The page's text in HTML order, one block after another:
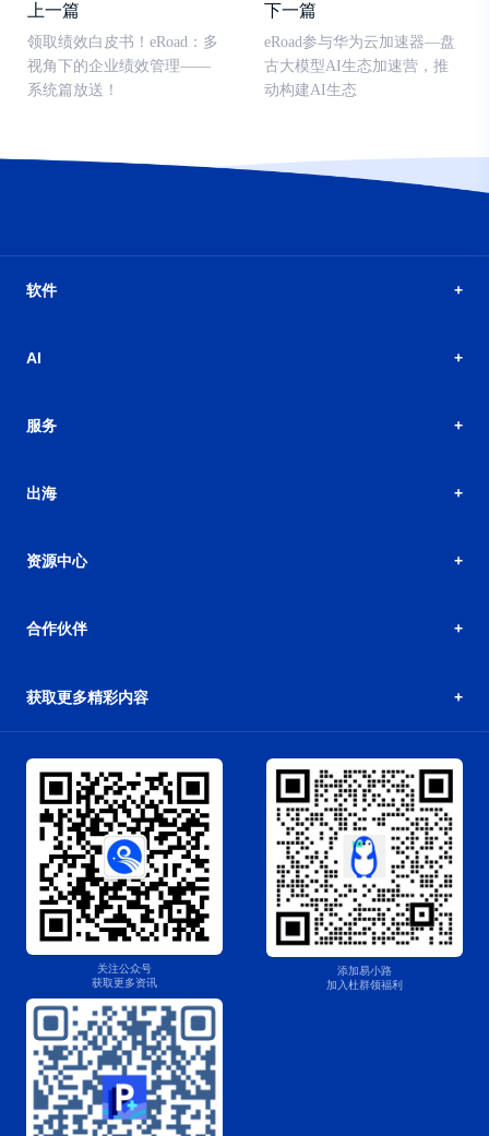
上一篇
领取绩效白皮书！eRoad：多
视角下的企业绩效管理——
系统篇放送！
下一篇
eRoad参与华为云加速器—盘
古大模型AI生态加速营，推
动构建AI生态
软件
AI
服务
出海
资源中心
合作伙伴
获取更多精彩内容
关注公众号
获取更多资讯
添加易小路
加入杜群领福利